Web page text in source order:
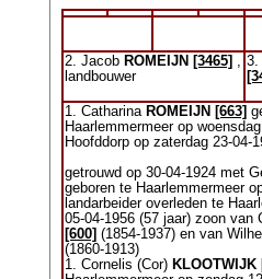
2. Jacob ROMEIJN [3465] ,
landbouwer
3.
1. Catharina ROMEIJN [663]
Haarlemmermeer op
Hoofddorp op zaterdag 23-04-
getrouwd op 30-04-1924 met
geboren te Haarlemmermeer
landarbeider overleden te
05-04-1956 (57 jaar) zoon van
[600] (1854-1937) en van
(1860-1913)
1. Cornelis (Cor) KLOOTWIJK